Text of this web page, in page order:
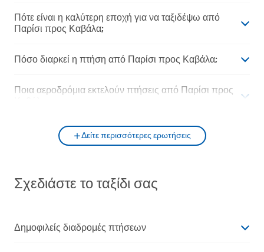
Πότε είναι η καλύτερη εποχή για να ταξιδέψω από
Παρίσι προς Καβάλα;
Πόσο διαρκεί η πτήση από Παρίσι προς Καβάλα;
Ποια αεροδρόμια εκτελούν πτήσεις από Παρίσι προς
Δείτε περισσότερες ερωτήσεις
Σχεδιάστε το ταξίδι σας
Δημοφιλείς διαδρομές πτήσεων